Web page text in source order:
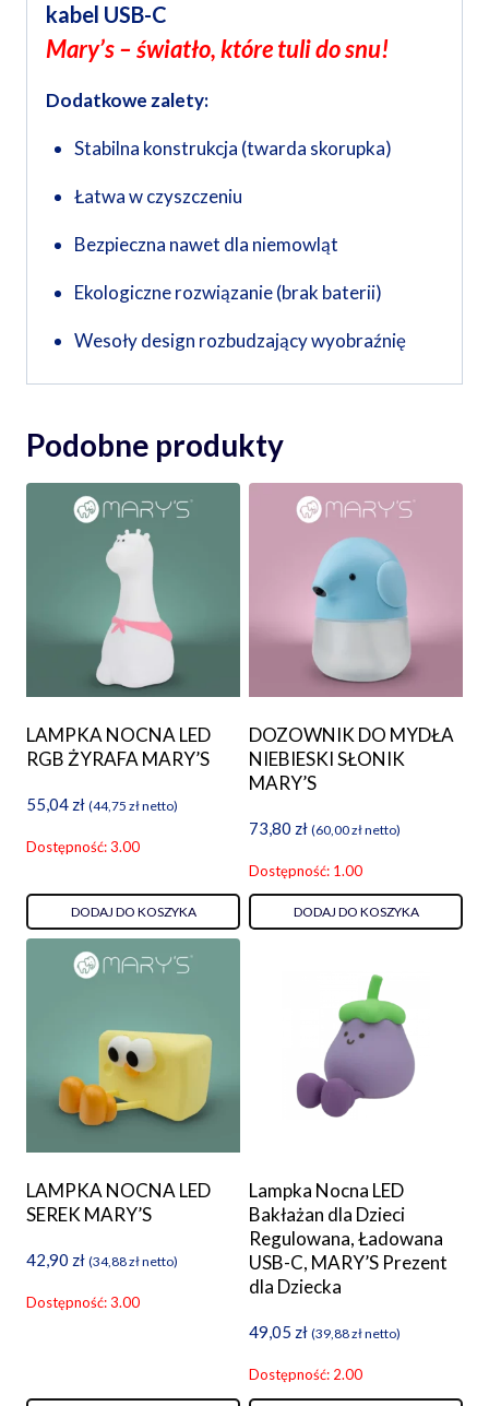
kabel USB-C
Mary’s – światło, które tuli do snu!
Dodatkowe zalety:
Stabilna konstrukcja (twarda skorupka)
Łatwa w czyszczeniu
Bezpieczna nawet dla niemowląt
Ekologiczne rozwiązanie (brak baterii)
Wesoły design rozbudzający wyobraźnię
Podobne produkty
LAMPKA NOCNA LED
RGB ŻYRAFA MARY’S
55,04 zł (44,75 złnetto)
Dostępność: 3.00
DODAJ DO KOSZYKA
DOZOWNIK DO MYDŁA
NIEBIESKI SŁONIK
MARY’S
73,80 zł (60,00złnetto)
Dostępność: 1.00
DODAJ DO KOSZYKA
LAMPKA NOCNA LED
SEREK MARY’S
42,90 zł (34,88złnetto)
Dostępność: 3.00
Lampka Nocna LED
Bakłażan dla Dzieci
Regulowana, Ładowana
USB-C, MARY’S Prezent
dla Dziecka
49,05 zł (39,88złnetto)
Dostępność: 2.00